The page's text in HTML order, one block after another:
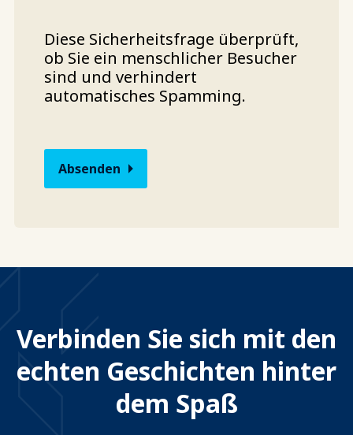
Diese Sicherheitsfrage überprüft,
ob Sie ein menschlicher Besucher
sind und verhindert
automatisches Spamming.
Verbinden Sie sich mit den
echten Geschichten hinter
dem Spaß